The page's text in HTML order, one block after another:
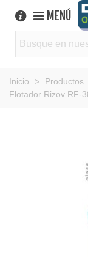
MENÚ
Inicio > Productos
Flotador Rizov RF-